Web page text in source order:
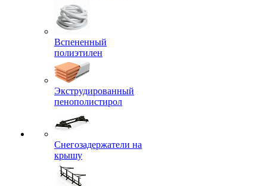
Вспененный
полиэтилен
Экструдированный
пенополистирол
Снегозадержатели на
крышу